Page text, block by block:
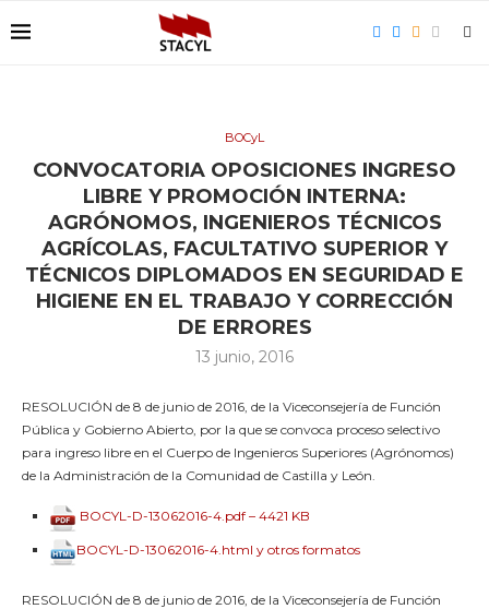
BOCyL
CONVOCATORIA OPOSICIONES INGRESO
LIBRE Y PROMOCIÓN INTERNA:
AGRÓNOMOS, INGENIEROS TÉCNICOS
AGRÍCOLAS, FACULTATIVO SUPERIOR Y
TÉCNICOS DIPLOMADOS EN SEGURIDAD E
HIGIENE EN EL TRABAJO Y CORRECCIÓN
DE ERRORES
13 junio, 2016
RESOLUCIÓN de 8 de junio de 2016, de la Viceconsejería de Función
Pública y Gobierno Abierto, por la que se convoca proceso selectivo
para ingreso libre en el Cuerpo de Ingenieros Superiores (Agrónomos)
de la Administración de la Comunidad de Castilla y León.
BOCYL-D-13062016-4.pdf – 4421 KB
BOCYL-D-13062016-4.html y otros formatos
RESOLUCIÓN de 8 de junio de 2016, de la Viceconsejería de Función